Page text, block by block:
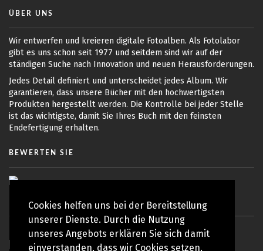
Cookies helfen uns bei der Bereitstellung
unserer Dienste. Durch die Nutzung
unseres Angebots erklären Sie sich damit
einverstanden, dass wir Cookies setzen.
ÜBER UNS
Wir entwerfen und kreieren digitale Fotoalben. Als Fotolabor
gibt es uns schon seit 1977 und seitdem sind wir auf der
ständigen Suche nach Innovation und neuen Herausforderungen.
Jedes Detail definiert und unterscheidet jedes Album. Wir
garantieren, dass unsere Bücher mit den hochwertigsten
Produkten hergestellt werden. Die Kontrolle bei jeder Stelle
ist das wichtigste, damit Sie Ihres Buch mit den feinsten
Endefertigung erhalten.
BEWERTEN SIE